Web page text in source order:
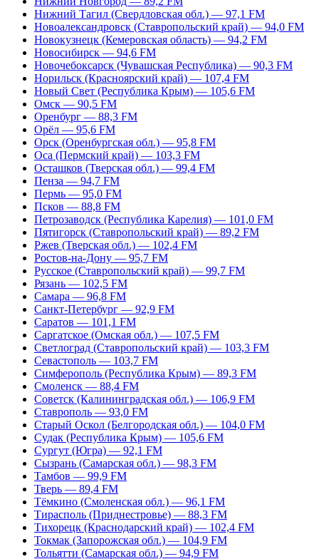
Нижний Тагил (Свердловская обл.) — 97,1 FM
Новоалександровск (Ставропольский край) — 94,0 FM
Новокузнецк (Кемеровская область) — 94,2 FM
Новосибирск — 94,6 FM
Новочебоксарск (Чувашская Республика) — 90,3 FM
Норильск (Красноярский край) — 107,4 FM
Новый Свет (Республика Крым) — 105,6 FM
Омск — 90,5 FM
Оренбург — 88,3 FM
Орёл — 95,6 FM
Орск (Оренбургская обл.) — 95,8 FM
Оса (Пермский край) — 103,3 FM
Осташков (Тверская обл.) — 99,4 FM
Пенза — 94,7 FM
Пермь — 95,0 FM
Псков — 88,8 FM
Петрозаводск (Республика Карелия) — 101,0 FM
Пятигорск (Ставропольский край) — 89,2 FM
Ржев (Тверская обл.) — 102,4 FM
Ростов-на-Дону — 95,7 FM
Русское (Ставропольский край) — 99,7 FM
Рязань — 102,5 FM
Самара — 96,8 FM
Санкт-Петербург — 92,9 FM
Саратов — 101,1 FM
Саргатское (Омская обл.) — 107,5 FM
Светлоград (Ставропольский край) — 103,3 FM
Севастополь — 103,7 FM
Симферополь (Республика Крым) — 89,3 FM
Смоленск — 88,4 FM
Советск (Калининградская обл.) — 106,9 FM
Ставрополь — 93,0 FM
Старый Оскол (Белгородская обл.) — 104,0 FM
Судак (Республика Крым) — 105,6 FM
Сургут (Югра) — 92,1 FM
Сызрань (Самарская обл.) — 98,3 FM
Тамбов — 99,9 FM
Тверь — 89,4 FM
Тёмкино (Смоленская обл.) — 96,1 FM
Тирасполь (Приднестровье) — 88,3 FM
Тихорецк (Краснодарский край) — 102,4 FM
Токмак (Запорожская обл.) — 104,9 FM
Тольятти (Самарская обл.) — 94,9 FM